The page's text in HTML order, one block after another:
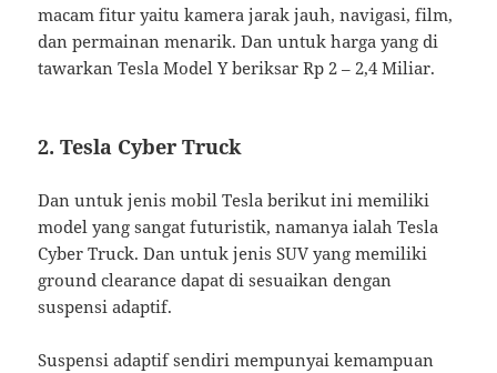
macam fitur yaitu kamera jarak jauh, navigasi, film,
dan permainan menarik. Dan untuk harga yang di
tawarkan Tesla Model Y beriksar Rp 2 – 2,4 Miliar.
2. Tesla Cyber Truck
Dan untuk jenis mobil Tesla berikut ini memiliki
model yang sangat futuristik, namanya ialah Tesla
Cyber Truck. Dan untuk jenis SUV yang memiliki
ground clearance dapat di sesuaikan dengan
suspensi adaptif.
Suspensi adaptif sendiri mempunyai kemampuan